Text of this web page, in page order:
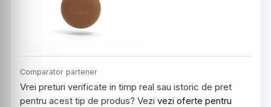
Comparator partener
Vrei preturi verificate in timp real sau istoric de pret
pentru acest tip de produs? Vezi vezi oferte pentru